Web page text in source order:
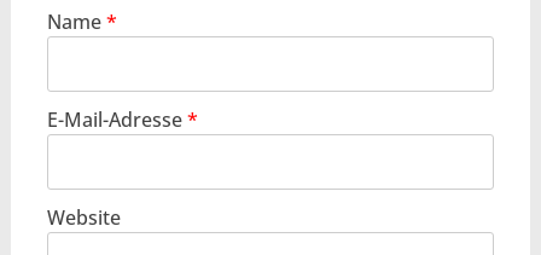
Name*
E-Mail-Adresse*
Website